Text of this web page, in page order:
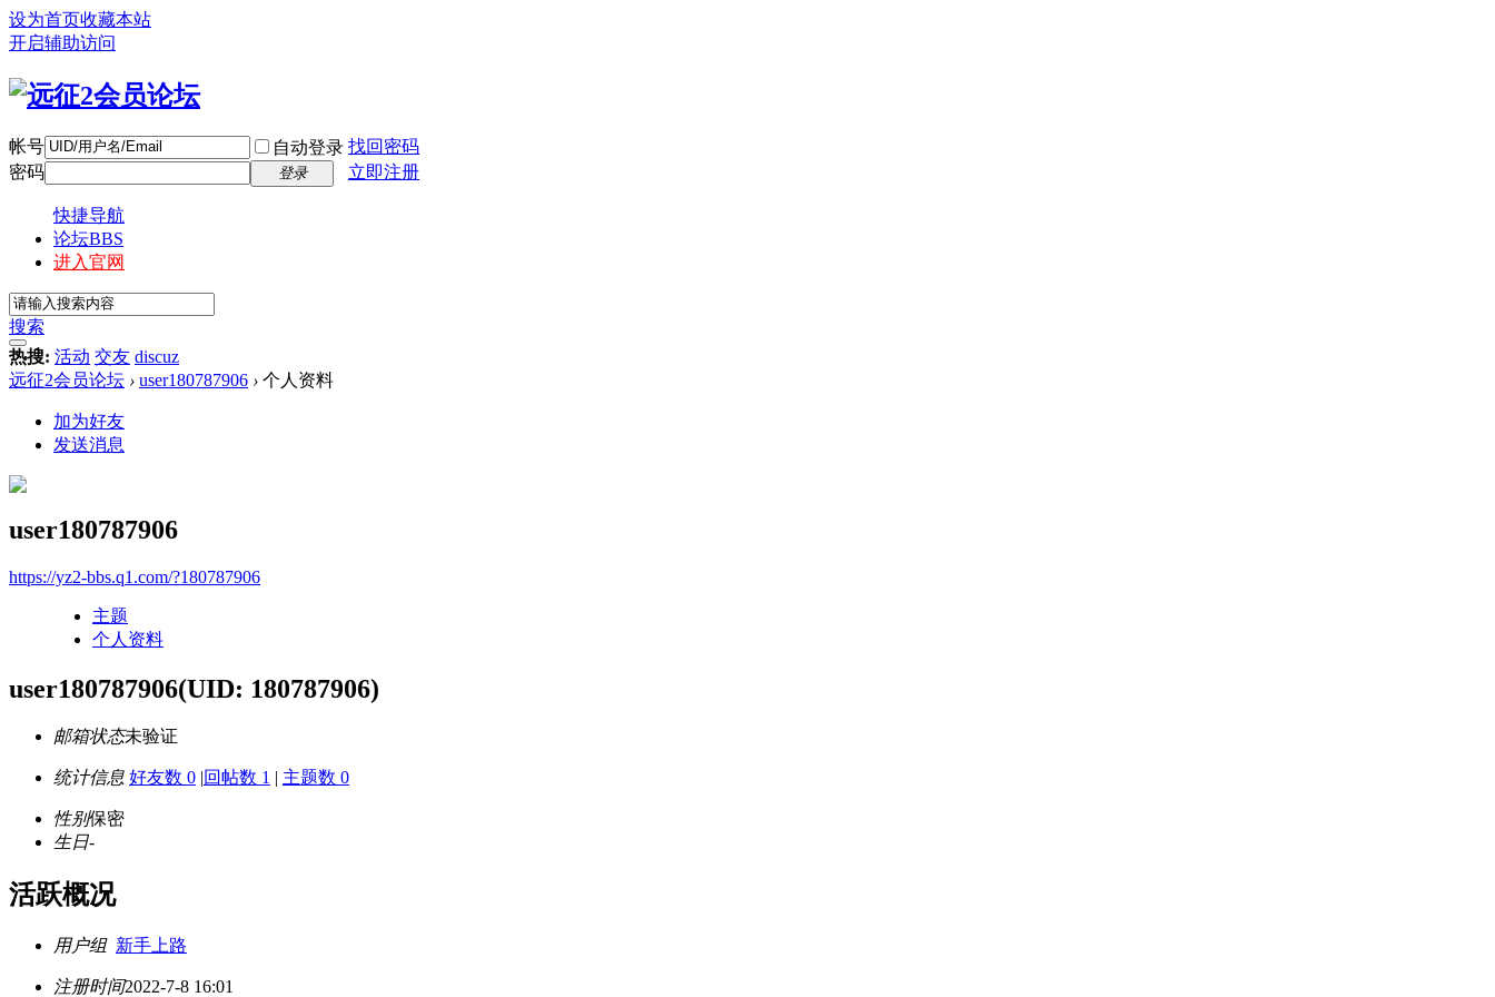
设为首页收藏本站
开启辅助访问
帐号 自动登录 找回密码
密码
登录 立即注册
快捷导航
论坛BBS
进入官网
搜索
热搜: 活动 交友 discuz
远征2会员论坛 › user180787906 › 个人资料
加为好友
发送消息
user180787906
https://yz2-bbs.q1.com/?180787906
主题
个人资料
user180787906(UID: 180787906)
邮箱状态未验证
统计信息 好友数 0 |回帖数 1 | 主题数 0
性别保密
生日-
活跃概况
用户组 新手上路
注册时间2022-7-8 16:01